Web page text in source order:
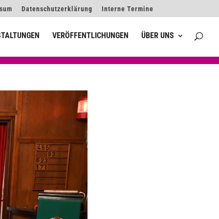
Datenschutzerklärung Interne Termine
VERÖFFENTLICHUNGEN ÜBER UNS